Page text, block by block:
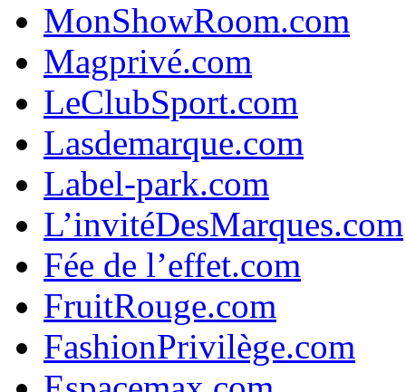
MonShowRoom.com
Magprivé.com
LeClubSport.com
Lasdemarque.com
Label-park.com
L’invitéDesMarques.com
Fée de l’effet.com
FruitRouge.com
FashionPrivilège.com